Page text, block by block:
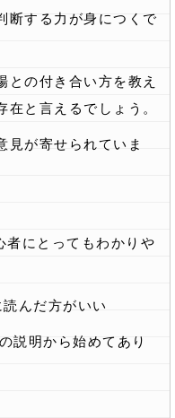
断する力が身につくで
との付き合い方を教え
と言えるでしょう。
見が寄せられていま
者にとってもわかりや
んだ方がいい
説明から始めてあり